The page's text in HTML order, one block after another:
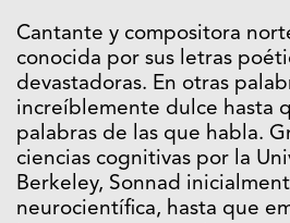
Cantante y compositora
conocida por sus letras
devastadoras. En otras
increíblemente dulce hasta
palabras de las que habla.
ciencias cognitivas por la
Berkeley, Sonnad
neurocientífica, hasta que